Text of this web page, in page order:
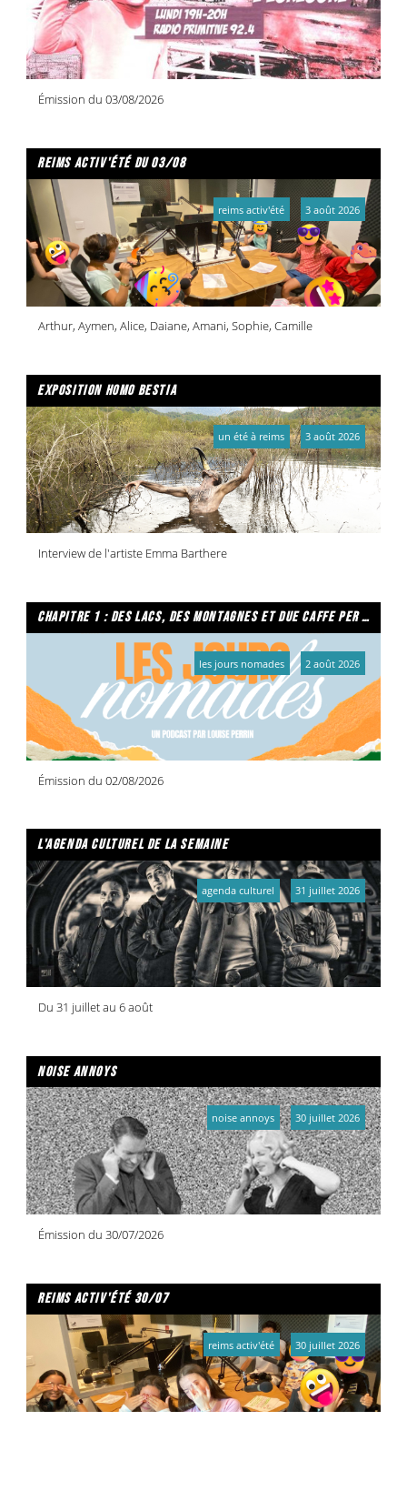
Émission du 03/08/2026
reims activ'été du 03/08
Arthur, Aymen, Alice, Daiane, Amani, Sophie, Camille
reims activ'été 3 août 2026
exposition homo bestia
Interview de l'artiste Emma Barthere
un été à reims 3 août 2026
chapitre 1 : des lacs, des montagnes et due caffe per favore
Émission du 02/08/2026
les jours nomades 2 août 2026
l'agenda culturel de la semaine
Du 31 juillet au 6 août
agenda culturel 31 juillet 2026
noise annoys
Émission du 30/07/2026
noise annoys 30 juillet 2026
reims activ'été 30/07
reims activ'été 30 juillet 2026